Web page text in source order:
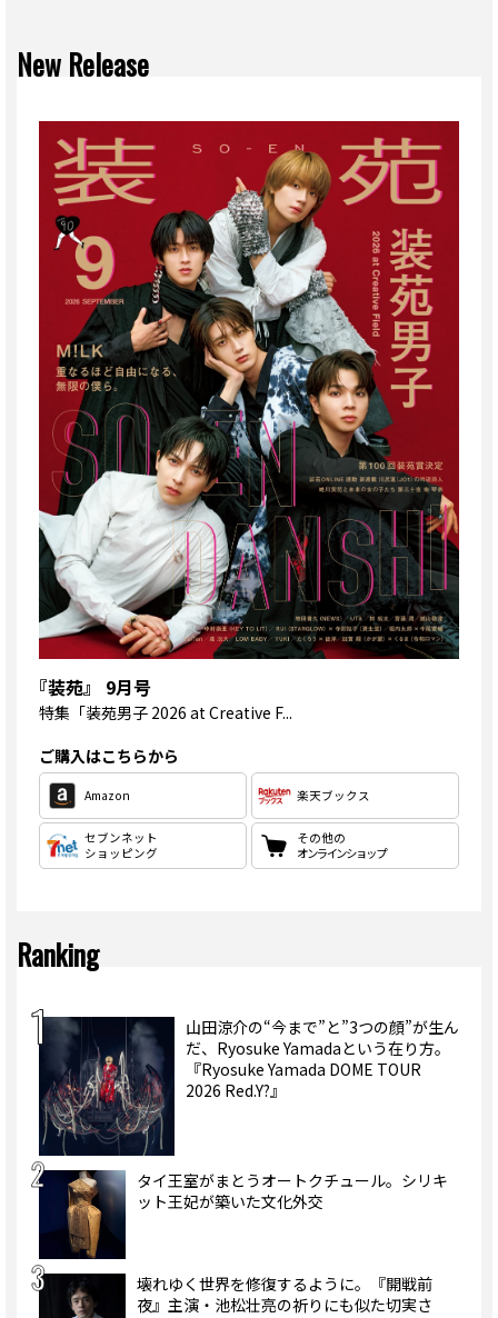
New Release
『装苑』 9月号
特集 「装苑男子 2026 at Creative F...
ご購入はこちらから
Amazon 楽天ブックス
セブンネット
ショッピング
その他の
オンラインショップ
Ranking
山田涼介の“今まで”と”3つの顔”が生ん
だ、Ryosuke Yamadaという在り方。
『Ryosuke Yamada DOME TOUR
2026 Red.Y?』
タイ王室がまとうオートクチュール。シリキ
ット王妃が築いた文化外交
壊れゆく世界を修復するように。『開戦前
夜』主演・池松壮亮の祈りにも似た切実さ